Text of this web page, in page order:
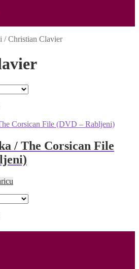
/Christian Clavier
/ The Corsican File